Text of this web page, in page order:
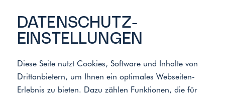
DATENSCHUTZ­
EINSTELLUNGEN
Diese Seite nutzt Cookies, Software und Inhalte von
Drittanbietern, um Ihnen ein optimales Webseiten-
Erlebnis zu bieten. Dazu zählen Funktionen, die für
Meister der Elemente